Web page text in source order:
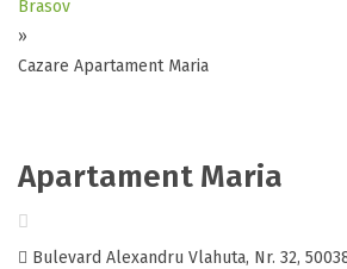
Brasov
»
Cazare Apartament Maria
Apartament Maria
Bulevard Alexandru Vlahuta, Nr. 32,